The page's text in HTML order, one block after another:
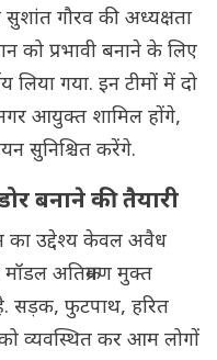
गौरव की अध्यक्षता
को प्रभावी बनाने के लिए
लिया गया. इन टीमों में दो
आयुक्त शामिल होंगे,
सुनिश्चित करेंगे.
बनाने की तैयारी
का उद्देश्य केवल अवैध
अतिक्रमण मुक्त
सड़क, फुटपाथ, हरित
को व्यवस्थित कर आम लोगों